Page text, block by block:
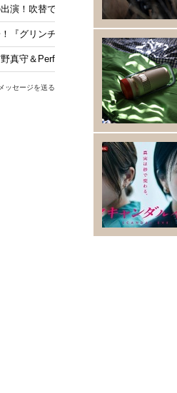
演！吹替で楽しむ映画5選
『グリンチ』吹替本編映像
真守＆Perfumeらがジャパンプレミア
ッセージを送る